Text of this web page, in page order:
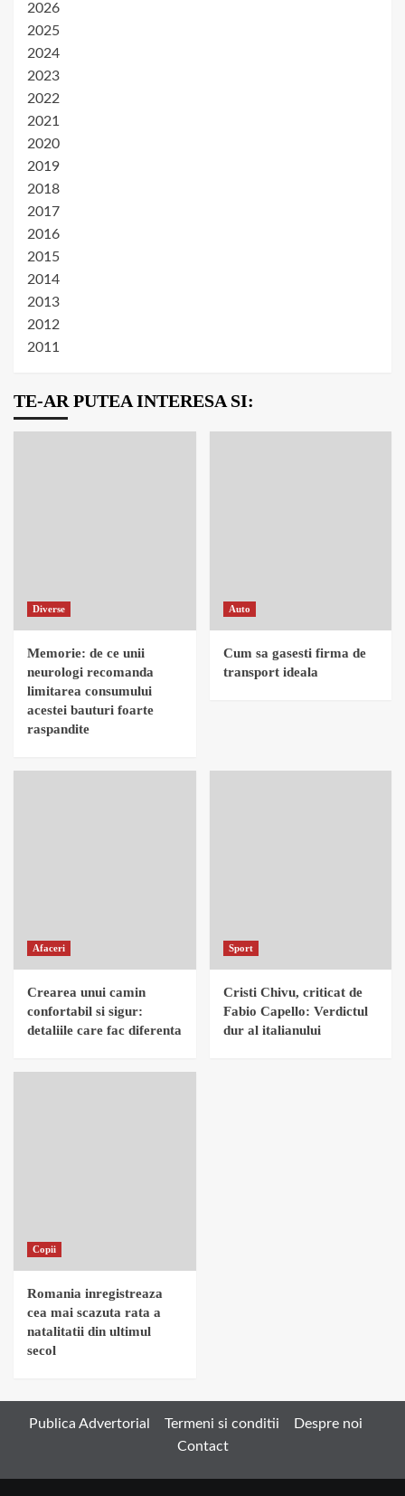
2026
2025
2024
2023
2022
2021
2020
2019
2018
2017
2016
2015
2014
2013
2012
2011
TE-AR PUTEA INTERESA SI:
Diverse
Memorie: de ce unii
neurologi recomanda
limitarea consumului
acestei bauturi foarte
raspandite
Auto
Cum sa gasesti firma de
transport ideala
Afaceri
Crearea unui camin
confortabil si sigur:
detaliile care fac diferenta
Sport
Cristi Chivu, criticat de
Fabio Capello: Verdictul
dur al italianului
Copii
Romania inregistreaza
cea mai scazuta rata a
natalitatii din ultimul
secol
Publica Advertorial Termeni si conditii
Despre noi
Contact